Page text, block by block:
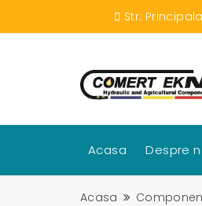
Str.
Acasa Despre
Acasa